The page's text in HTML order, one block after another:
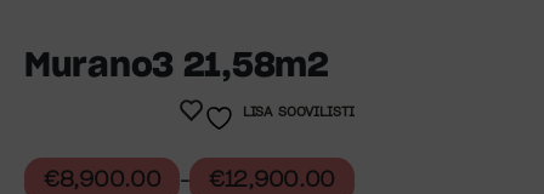
Murano3 21,58m2
€8,900.00 – €12,900.00
LISA SOOVILISTI